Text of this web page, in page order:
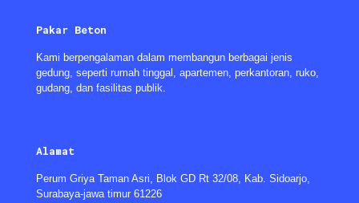
Pakar Beton
Kami berpengalaman dalam membangun berbagai jenis
gedung, seperti rumah tinggal, apartemen, perkantoran, ruko,
gudang, dan fasilitas publik.
Alamat
Perum Griya Taman Asri, Blok GD Rt 32/08, Kab. Sidoarjo,
Surabaya-jawa timur 61226